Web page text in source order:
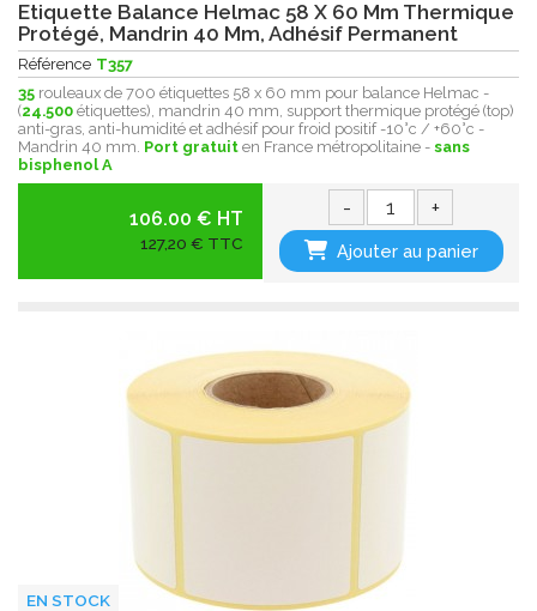
Etiquette Balance Helmac 58 X 60 Mm Thermique
Protégé, Mandrin 40 Mm, Adhésif Permanent
Référence T357
35 rouleaux de 700 étiquettes 58 x 60 mm pour balance Helmac -
(24.500 étiquettes), mandrin 40 mm, support thermique protégé (top)
anti-gras, anti-humidité et adhésif pour froid positif -10°c / +60°c -
Mandrin 40 mm. Port gratuit en France métropolitaine - sans
bisphenol A
106.00 € HT
127,20 € TTC
- +
Ajouter au panier
EN STOCK